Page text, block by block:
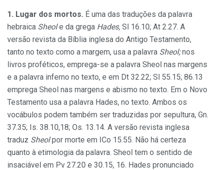
1. Lugar dos mortos. É uma das traduções da palavra
hebraica Sheole da grega Hades, Sl 16.10; At 2.27. A
versão revista da Bíblia inglesa do Antigo Testamento,
tanto no texto como a margem, usa a palavra Sheol;nos
livros proféticos, emprega-se a palavra Sheol nas margens
e a palavra inferno no texto, e em Dt 32.22; Sl 55.15; 86.13
emprega Sheol nas margens e abismo no texto. Em o Novo
Testamento usa a palavra Hades, no texto. Ambos os
vocábulos podem também ser traduzidas por sepultura, Gn.
37.35; Is. 38.10,18; Os. 13.14. A versão revista inglesa
traduz Sheolpor morte em ICo 15.55. Não há certeza
quanto à etimologia da palavra. Sheol tem o sentido de
insaciável em Pv 27.20 e 30.15, 16. Hades pronunciado